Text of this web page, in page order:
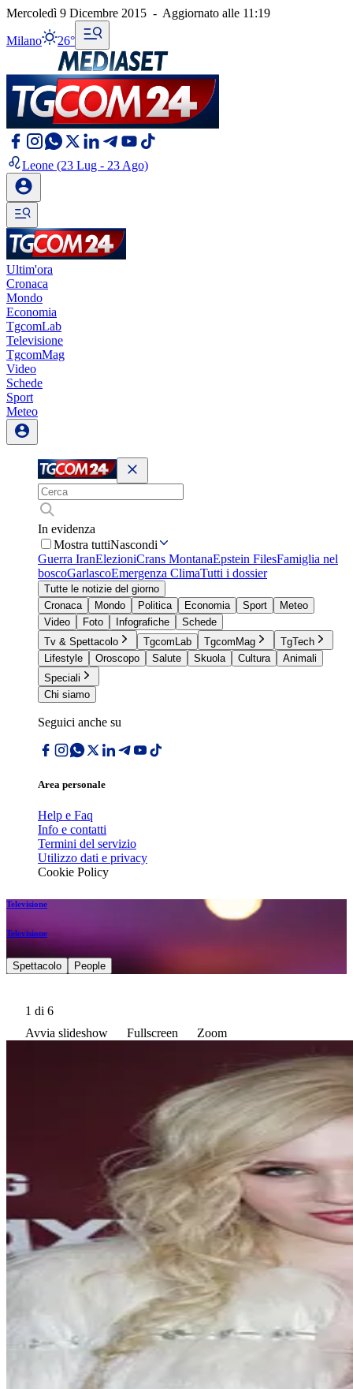
Mercoledì 9 Dicembre 2015 - Aggiornato alle 11:19
Milano 26°
Leone (23 Lug - 23 Ago)
Ultim'ora
Cronaca
Mondo
Economia
TgcomLab
Televisione
TgcomMag
Video
Schede
Sport
Meteo
In evidenza
Mostra tuttiNascondi
Guerra IranElezioniCrans MontanaEpstein FilesFamiglia nel
boscoGarlascoEmergenza ClimaTutti i dossier
Tutte le notizie del giorno
Cronaca
Mondo Politica Economia Sport
Meteo
Video
Foto Infografiche
Schede
Tv & Spettacolo
TgcomLab TgcomMag
TgTech
Lifestyle
Oroscopo Salute Skuola Cultura
Animali
Speciali
Chi siamo
Seguici anche su
Area personale
Help e Faq
Info e contatti
Termini del servizio
Utilizzo dati e privacy
Cookie Policy
Televisione
Televisione
Spettacolo People
1 di 6
Avvia slideshow
Fullscreen Zoom